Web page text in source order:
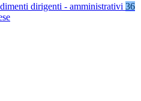
dirigenti - amministrativi 36